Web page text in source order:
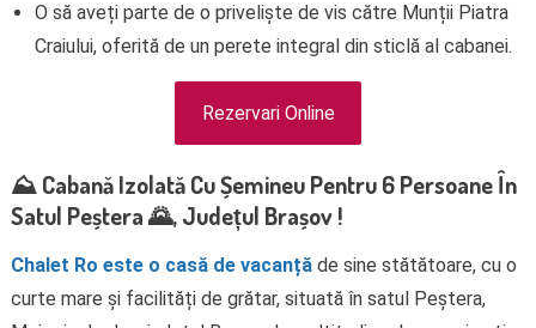
O să aveți parte de o priveliște de vis către Munții Piatra
Craiului, oferită de un perete integral din sticlă al cabanei.
Rezervari Online
⛰️ Cabană Izolată Cu Șemineu Pentru 6 Persoane În
Satul Peștera 🌄, Județul Brașov !
Chalet Ro este o casă de vacanțăde sine stătătoare, cu o
curte mare și facilități de grătar, situată în satul Peștera,